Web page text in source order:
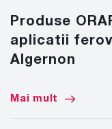
Produse
aplicatii
Algernon
Mai mult